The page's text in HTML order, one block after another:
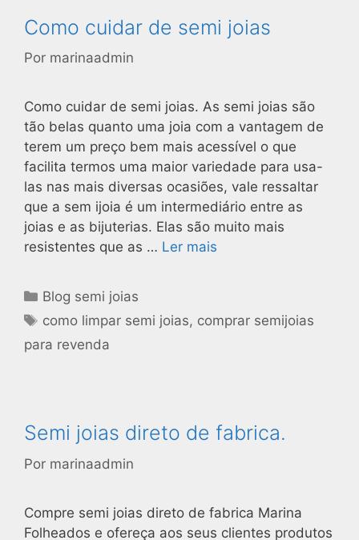
Como cuidar de semi joias
Por marinaadmin
Como cuidar de semi joias. As semi joias são
tão belas quanto uma joia com a vantagem de
terem um preço bem mais acessível o que
facilita termos uma maior variedade para usa-
las nas mais diversas ocasiões, vale ressaltar
que a sem ijoia é um intermediário entre as
joias e as bijuterias. Elas são muito mais
resistentes que as … Ler mais
Blog semi joias
como limpar semi joias, comprar semijoias
para revenda
Semi joias direto de fabrica.
Por marinaadmin
Compre semi joias direto de fabrica Marina
Folheados e ofereça aos seus clientes produtos